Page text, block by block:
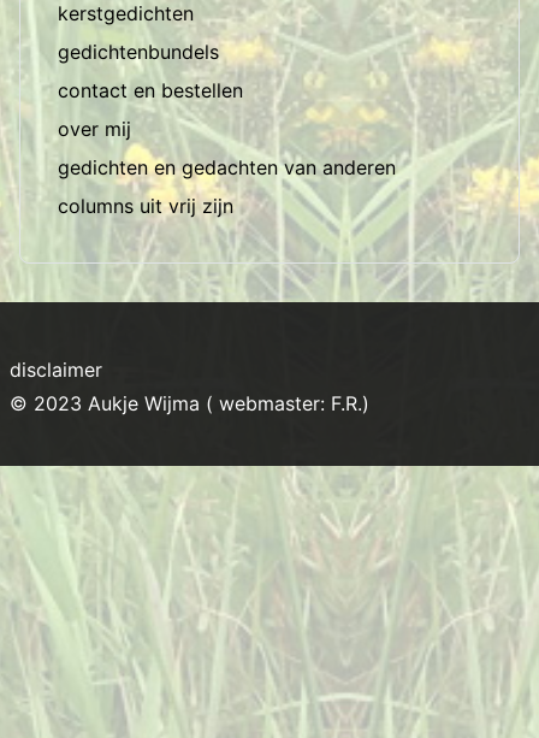
kerstgedichten
gedichtenbundels
contact en bestellen
over mij
gedichten en gedachten van anderen
columns uit vrij zijn
disclaimer
© 2023 Aukje Wijma ( webmaster: F.R.)